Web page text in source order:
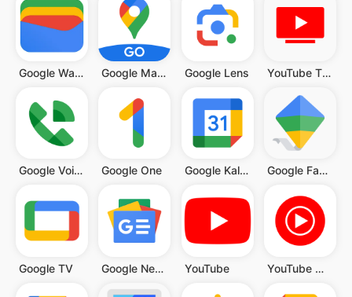
Google Wallet Google Maps Go Google Lens YouTube TV: Live TV & more
Google Voice Google One Google Kalender Google Family Link
Google TV Google News YouTube YouTube Music